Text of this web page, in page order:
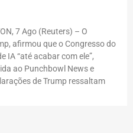
7 Ago (Reuters) – O
afirmou que o Congresso do
IA “até acabar com ele”,
ao Punchbowl News e
de Trump ressaltam